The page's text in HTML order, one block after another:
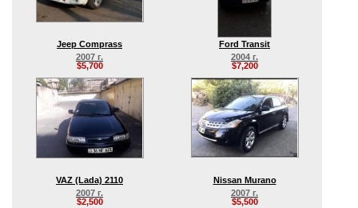
Jeep Comprass
2007 г.
$5,700
Ford Transit
2004 г.
$7,200
VAZ (Lada) 2110
2007 г.
$2,500
Nissan Murano
2007 г.
$5,500